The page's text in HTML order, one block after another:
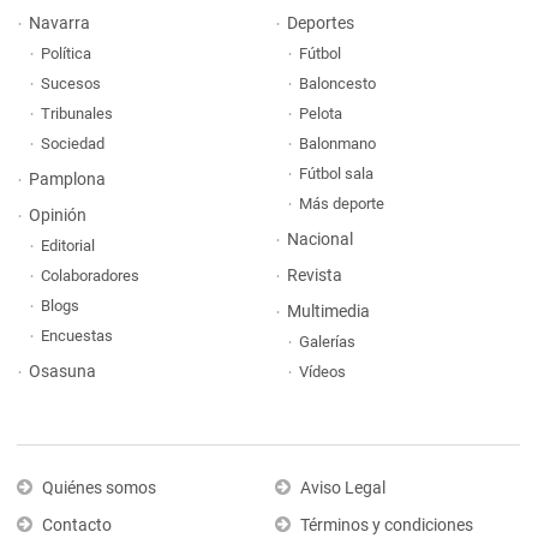
Navarra
Política
Sucesos
Tribunales
Sociedad
Pamplona
Opinión
Editorial
Colaboradores
Blogs
Encuestas
Osasuna
Deportes
Fútbol
Baloncesto
Pelota
Balonmano
Fútbol sala
Más deporte
Nacional
Revista
Multimedia
Galerías
Vídeos
Quiénes somos
Contacto
Aviso Legal
Términos y condiciones